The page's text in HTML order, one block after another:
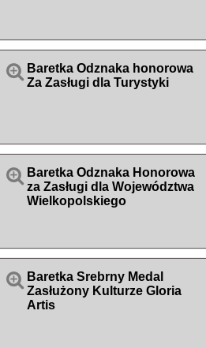
 Baretka Odznaka honorowa
Za Zasługi dla Turystyki
 Baretka Odznaka Honorowa
za Zasługi dla Województwa
Wielkopolskiego
 Baretka Srebrny Medal
Zasłużony Kulturze Gloria
Artis